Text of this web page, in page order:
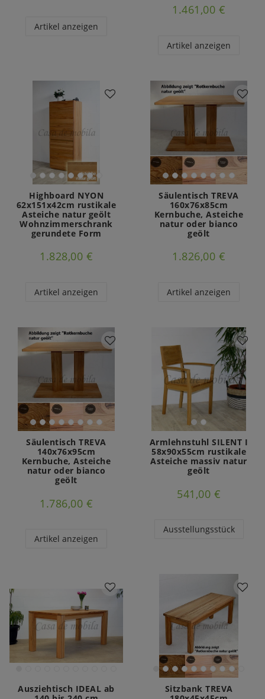
Artikel anzeigen
1.461,00 €
Artikel anzeigen
Highboard NYON
62x151x42cm rustikale
Asteiche natur geölt
Wohnzimmerschrank
gerundete Form
1.828,00 €
Artikel anzeigen
Säulentisch TREVA
160x76x85cm
Kernbuche, Asteiche
natur oder bianco
geölt
1.826,00 €
Artikel anzeigen
Säulentisch TREVA
140x76x95cm
Kernbuche, Asteiche
natur oder bianco
geölt
1.786,00 €
Artikel anzeigen
Armlehnstuhl SILENT I
58x90x55cm rustikale
Asteiche massiv natur
geölt
541,00 €
Ausstellungsstück
Ausziehtisch IDEAL ab
Sitzbank TREVA